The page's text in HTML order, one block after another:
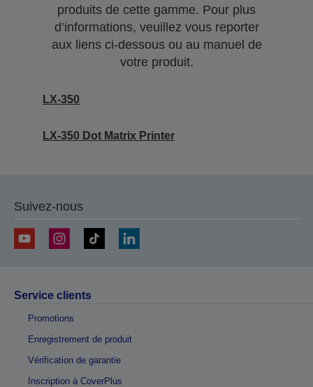
produits de cette gamme. Pour plus
d’informations, veuillez vous reporter
aux liens ci-dessous ou au manuel de
votre produit.
LX-350
LX-350 Dot Matrix Printer
Suivez-nous
Service clients
Promotions
Enregistrement de produit
Vérification de garantie
Inscription à CoverPlus